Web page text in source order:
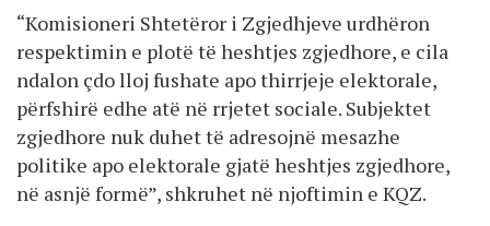
“Komisioneri Shtetëror i Zgjedhjeve urdhëron
respektimin e plotë të heshtjes zgjedhore, e cila
ndalon çdo lloj fushate apo thirrjeje elektorale,
përfshirë edhe atë në rrjetet sociale. Subjektet
zgjedhore nuk duhet të adresojnë mesazhe
politike apo elektorale gjatë heshtjes zgjedhore,
në asnjë formë”, shkruhet në njoftimin e KQZ.